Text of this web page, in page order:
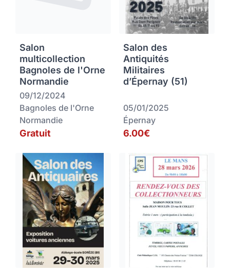
Salon
multicollection
Bagnoles de l'Orne
Normandie
09/12/2024
Bagnoles de l'Orne
Normandie
Gratuit
Salon des
Antiquités
Militaires
d’Épernay (51)
05/01/2025
Épernay
6.00€